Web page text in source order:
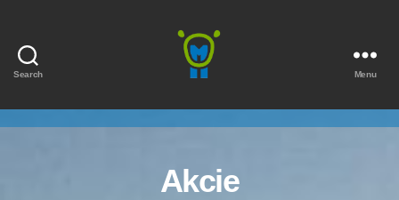
Search Menu
Akcie